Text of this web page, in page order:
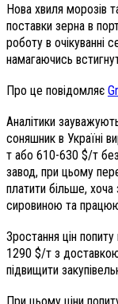
Нова хвиля морозів
поставки зерна в
роботу в очікуванні
намагаючись
Про це повідомляє
Аналітики
соняшник в Україні
т або 610-630 $/т
завод, при цьому
платити більше, хоча
сировиною та
Зростання цін
1290 $/т з
підвищити